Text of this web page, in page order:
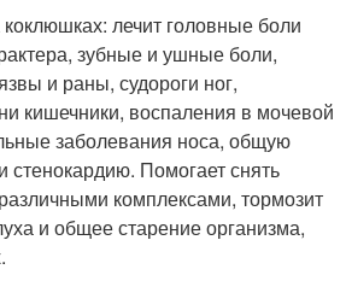
лечит головные боли
зубные и ушные боли,
и раны, судороги ног,
кишечники, воспаления в мочевой
заболевания носа, общую
стенокардию. Помогает снять
комплексами, тормозит
и общее старение организма,